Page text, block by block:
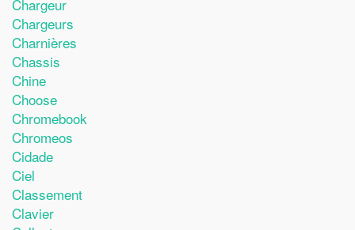
Chargeur
Chargeurs
Charnières
Chassis
Chine
Choose
Chromebook
Chromeos
Cidade
Ciel
Classement
Clavier